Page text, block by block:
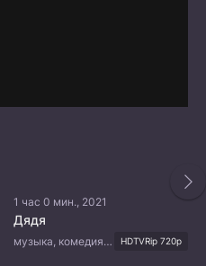
1 час 0 мин., 2021
Дядя
музыка, комедия, драма HDTVRip 720p